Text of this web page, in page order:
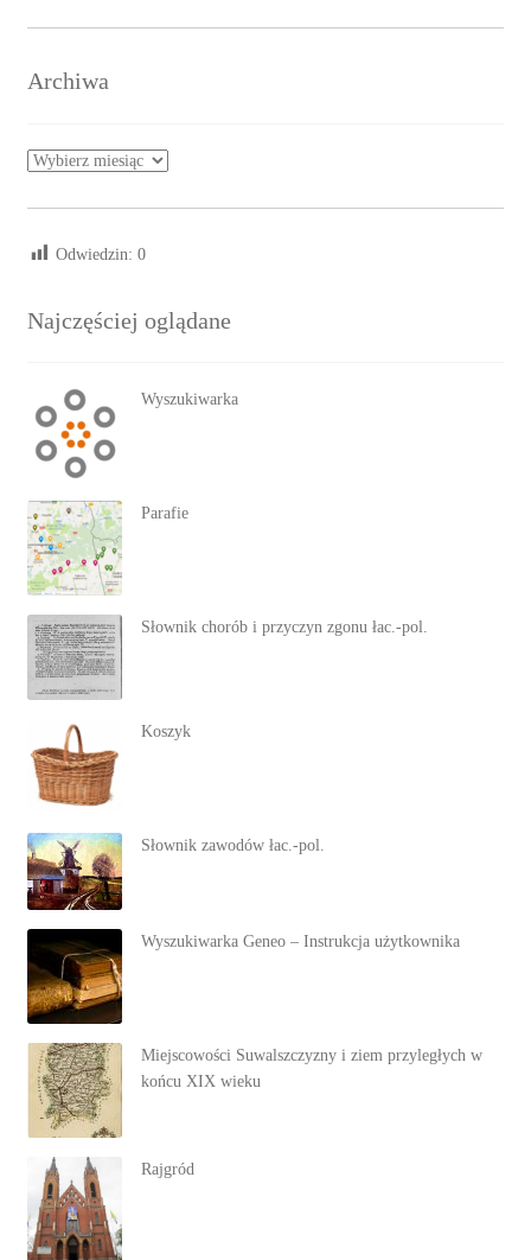
Archiwa
Archiwa
Odwiedzin: 0
Najczęściej oglądane
Wyszukiwarka
Parafie
Słownik chorób i przyczyn zgonu łac.-pol.
Koszyk
Słownik zawodów łac.-pol.
Wyszukiwarka Geneo – Instrukcja użytkownika
Miejscowości Suwalszczyzny i ziem przyległych w
końcu XIX wieku
Rajgród